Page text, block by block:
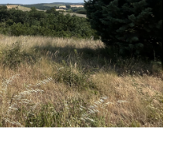
BIEN